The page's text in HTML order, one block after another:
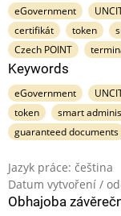
eGovernment
certifikát
token
Czech POINT
Keywords
eGovernment
token
smart
guaranteed documents
Jazyk práce: čeština
Datum vytvoření /
Obhajoba